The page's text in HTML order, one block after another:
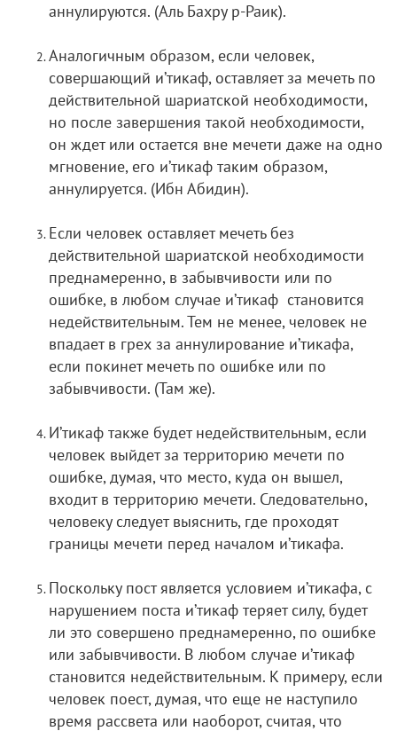
аннулируются. (Аль Бахру р-Раик).
Аналогичным образом, если человек,
совершающий и’тикаф, оставляет за мечеть по
действительной шариатской необходимости,
но после завершения такой необходимости,
он ждет или остается вне мечети даже на одно
мгновение, его и’тикаф таким образом,
аннулируется. (Ибн Абидин).
Если человек оставляет мечеть без
действительной шариатской необходимости
преднамеренно, в забывчивости или по
ошибке, в любом случае и’тикаф становится
недействительным. Тем не менее, человек не
впадает в грех за аннулирование и’тикафа,
если покинет мечеть по ошибке или по
забывчивости. (Там же).
И’тикаф также будет недействительным, если
человек выйдет за территорию мечети по
ошибке, думая, что место, куда он вышел,
входит в территорию мечети. Следовательно,
человеку следует выяснить, где проходят
границы мечети перед началом и’тикафа.
Поскольку пост является условием и’тикафа, с
нарушением поста и’тикаф теряет силу, будет
ли это совершено преднамеренно, по ошибке
или забывчивости. В любом случае и’тикаф
становится недействительным. К примеру, если
человек поест, думая, что еще не наступило
время рассвета или наоборот, считая, что